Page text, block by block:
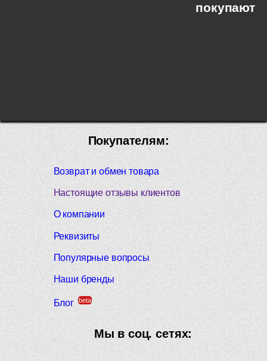
покупают
Покупателям:
Возврат и обмен товара
Настоящие отзывы клиентов
О компании
Реквизиты
Популярные вопросы
Наши бренды
Блог beta
Мы в соц. сетях: